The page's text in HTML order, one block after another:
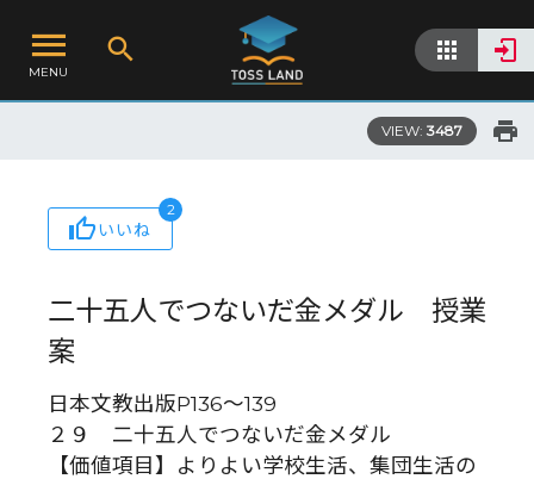
MENU
VIEW: 3487
いいね
2
二十五人でつないだ金メダル 授業
案
日本文教出版P136～139
２９ 二十五人でつないだ金メダル
【価値項目】よりよい学校生活、集団生活の